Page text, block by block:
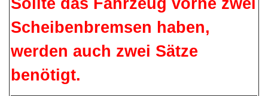
Scheibenbremsen haben,
werden auch zwei Sätze
benötigt.